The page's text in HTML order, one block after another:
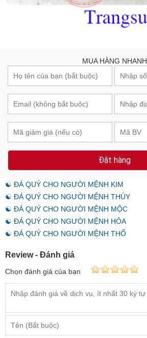
MUA HÀNG NHANH
Đặt hàng
☯ ĐÁ QUÝ CHO NGƯỜI MỆNH KIM
☯ ĐÁ QUÝ CHO NGƯỜI MỆNH THỦY
☯ ĐÁ QUÝ CHO NGƯỜI MỆNH MỘC
☯ ĐÁ QUÝ CHO NGƯỜI MỆNH HỎA
☯ ĐÁ QUÝ CHO NGƯỜI MỆNH THỔ
Review - Đánh giá
Chọn đánh giá của bạn